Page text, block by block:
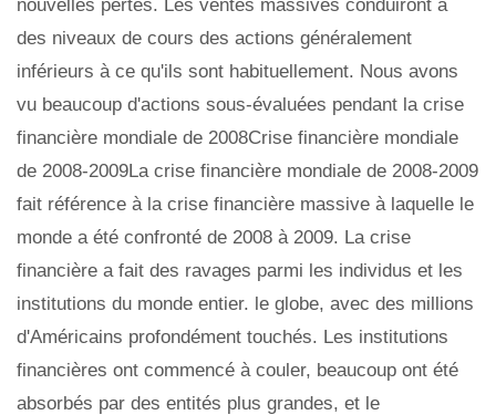
nouvelles pertes. Les ventes massives conduiront à
des niveaux de cours des actions généralement
inférieurs à ce qu'ils sont habituellement. Nous avons
vu beaucoup d'actions sous-évaluées pendant la crise
financière mondiale de 2008Crise financière mondiale
de 2008-2009La crise financière mondiale de 2008-2009
fait référence à la crise financière massive à laquelle le
monde a été confronté de 2008 à 2009. La crise
financière a fait des ravages parmi les individus et les
institutions du monde entier. le globe, avec des millions
d'Américains profondément touchés. Les institutions
financières ont commencé à couler, beaucoup ont été
absorbés par des entités plus grandes, et le